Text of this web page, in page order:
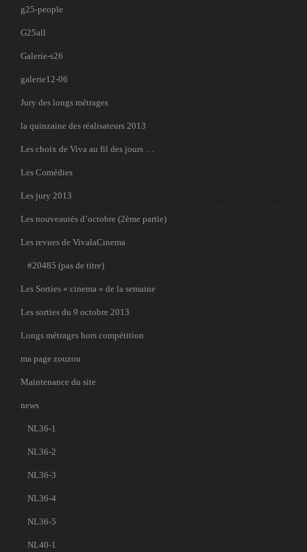
g25-people
G25all
Galerie-s26
galerie12-06
Jury des longs métrages
la quinzaine des réalisateurs 2013
Les choix de Viva au fil des jours …
Les Comédies
Les jury 2013
Les nouveautés d’octobre (2ème partie)
Les revues de VivalaCinema
#20485 (pas de titre)
Les Sorties « cinema » de la semaine
Les sorties du 9 octobre 2013
Longs métrages hors compétition
ma page zouzou
Maintenance du site
news
NL36-1
NL36-2
NL36-3
NL36-4
NL36-5
NL40-1